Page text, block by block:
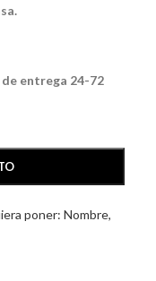
entrega 24-72
poner: Nombre,